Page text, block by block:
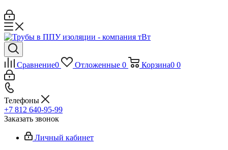
Сравнение0 Отложенные 0 Корзина0 0
Телефоны
+7 812 640-95-99
Заказать звонок
Личный кабинет